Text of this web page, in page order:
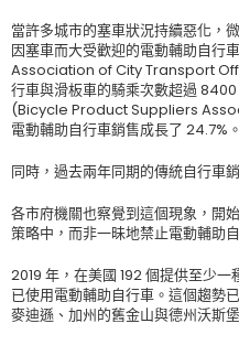
當許多城市的塞車狀況持續惡化，
因塞車而大受歡迎的電動輔助自行
Association of City Transport
行車與滑板車的騎乘次數超過
(Bicycle Product Suppliers
電動輔助自行車銷售成長了 24.7%。
同時，過去兩年同期的傳統自行車
各市府機關也察覺到這個現象，開
策略中，而非一昧地禁止電動輔助
2019 年，在美國 192 個提供至少
已使用電動輔助自行車。這個趨勢
麥迪遜、加州的舊金山與德州沃斯